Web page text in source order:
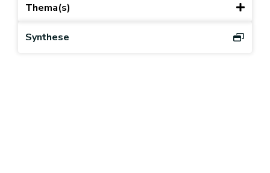
Thema(s)
Synthese